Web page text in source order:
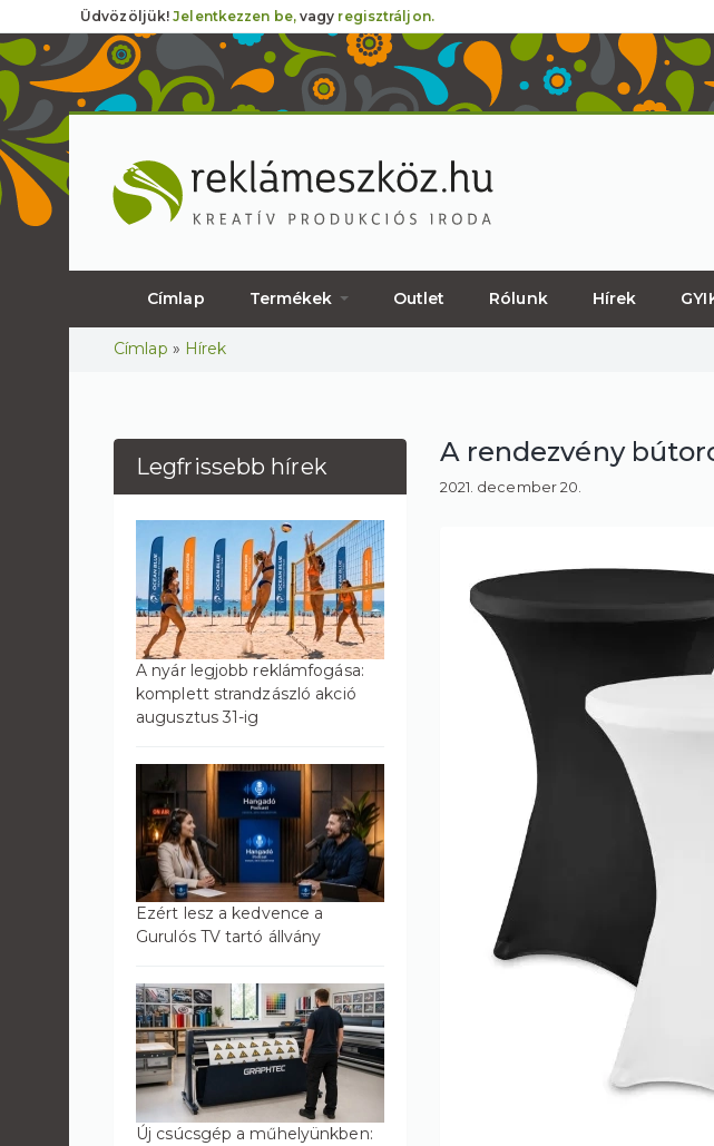
Üdvözöljük!Jelentkezzen be,vagy regisztráljon.
Címlap Termékek Outlet Rólunk Hírek
Jelenlegi hely
Címlap » Hírek
Legfrissebb hírek
A nyár legjobb reklámfogása:
komplett strandzászló akció
augusztus 31-ig
Ezért lesz a kedvence a
Gurulós TV tartó állvány
Új csúcsgép a műhelyünkben:
A rendezvény
2021. december 20.